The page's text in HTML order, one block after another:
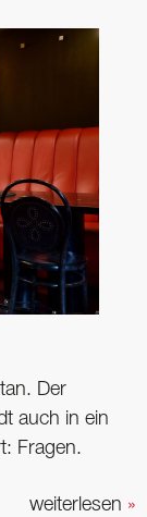
Der
auch in ein
Fragen.
weiterlesen »